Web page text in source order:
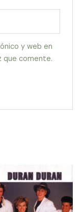
y web en
que comente.